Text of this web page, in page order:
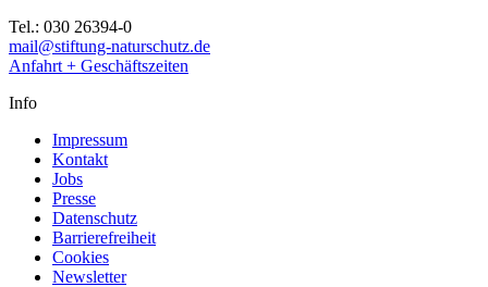
Tel.: 030 26394-0
mail@stiftung-naturschutz.de
Anfahrt + Geschäftszeiten
Info
Impressum
Kontakt
Jobs
Presse
Datenschutz
Barrierefreiheit
Cookies
Newsletter